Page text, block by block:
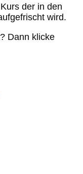
der in den
wird.
Dann klicke